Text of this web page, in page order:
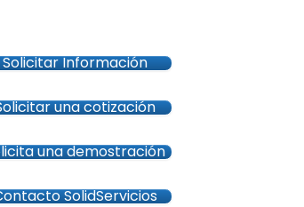
Solicitar Información
una cotización
una demostración
SolidServicios